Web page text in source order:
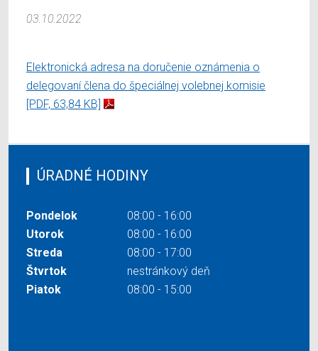
03.10.2022
Elektronická adresa na doručenie oznámenia o
delegovaní člena do špeciálnej volebnej komisie
[PDF, 63,84 KB]
ÚRADNÉ HODINY
Pondelok
08:00 - 16:00
Utorok
08:00 - 16:00
Streda
08:00 - 17:00
Štvrtok
nestránkový deň
Piatok
08:00 - 15:00